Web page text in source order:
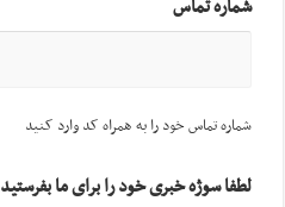
شماره تماس
شماره تماس خود را به همراه کد وارد کنید
لطفا سوژه خبری خود را برای ما بفرستید